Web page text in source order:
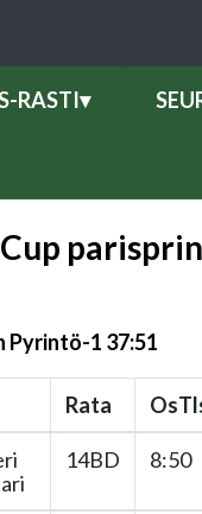
RASTI▾
Pyrintö-1 37:51
Rata
14BD 8:50